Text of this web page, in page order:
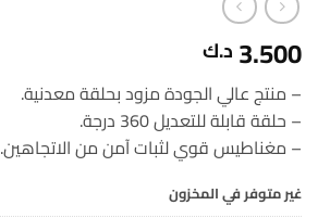
3.500 د.ك
– منتج عالي الجودة مزود بحلقة معدنية.
– حلقة قابلة للتعديل 360 درجة.
– مغناطيس قوي لثبات آمن من الاتجاهين.
غير متوفر في المخزون